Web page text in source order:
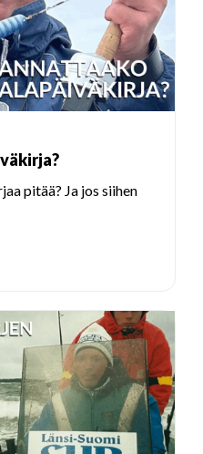
pitää? Ja jos siihen